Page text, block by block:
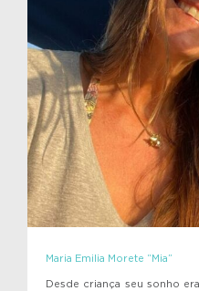
Maria Emilia Morete “Mia”
Desde criança seu sonho